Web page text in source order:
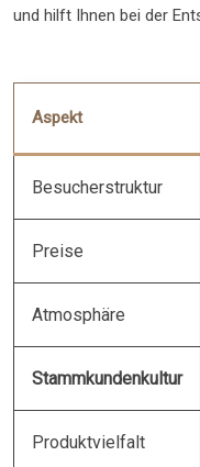
und hilft Ihnen bei der
Aspekt
Besucherstruktur
Preise
Atmosphäre
Stammkundenkultur
Produktvielfalt